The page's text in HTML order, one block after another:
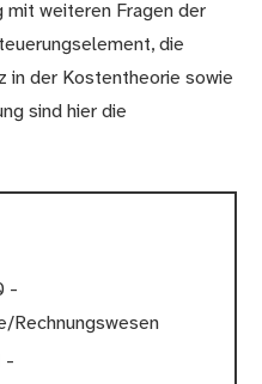
mit weiteren Fragen der
die
in der Kostentheorie sowie
sind hier die
-
Rechnungswesen
-